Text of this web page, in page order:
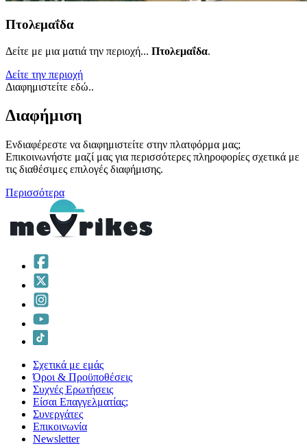
Πτολεμαΐδα
Δείτε με μια ματιά την περιοχή... Πτολεμαΐδα.
Δείτε την περιοχή
Διαφημιστείτε εδώ..
Διαφήμιση
Ενδιαφέρεστε να διαφημιστείτε στην πλατφόρμα μας;
Επικοινωνήστε μαζί μας για περισσότερες πληροφορίες σχετικά με
τις διαθέσιμες επιλογές διαφήμισης.
Περισσότερα
Σχετικά με εμάς
Όροι & Προϋποθέσεις
Συχνές Ερωτήσεις
Είσαι Επαγγελματίας;
Συνεργάτες
Επικοινωνία
Νewsletter